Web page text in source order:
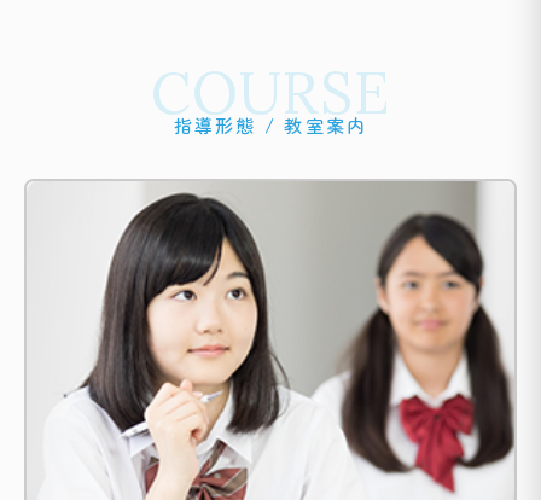
COURSE
指導形態 / 教室案内